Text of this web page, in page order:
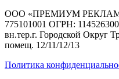
ООО «ПРЕМИУМ
775101001 ОГРН:
вн.тер.г. Городской Округ
помещ. 12/11/12/13
Политика